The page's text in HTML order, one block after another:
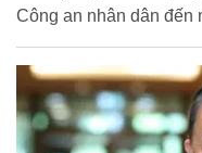
Công an nhân dân đến